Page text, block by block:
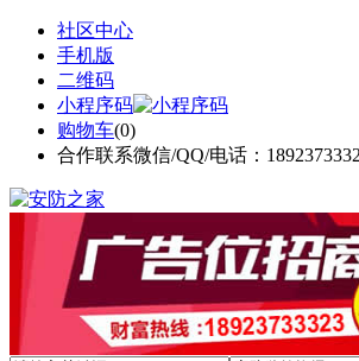
社区中心
手机版
二维码
小程序码
购物车(0)
合作联系微信/QQ/电话：